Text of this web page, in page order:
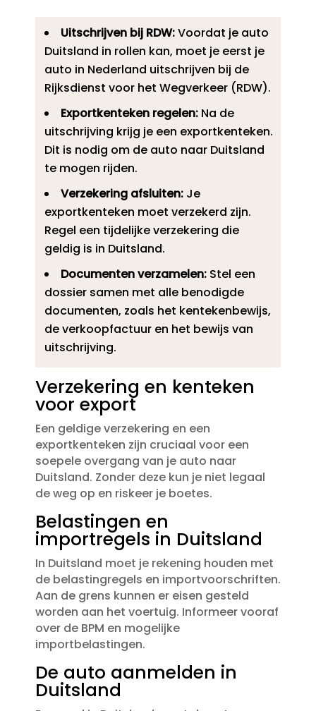
Uitschrijven bij RDW:Voordat je auto
Duitsland in rollen kan, moet je eerst je
auto in Nederland uitschrijven bij de
Rijksdienst voor het Wegverkeer (RDW).​
Exportkenteken regelen:Na de
uitschrijving krijg je een exportkenteken.​
Dit is nodig om de auto naar Duitsland
te mogen rijden.​
Verzekering afsluiten:Je
exportkenteken moet verzekerd zijn.​
Regel een tijdelijke verzekering die
geldig is in Duitsland.​
Documenten verzamelen:Stel een
dossier samen met alle benodigde
documenten, zoals het kentekenbewijs,
de verkoopfactuur en het bewijs van
uitschrijving.​
Verzekering en kenteken
voor export
Een geldige verzekering en een
exportkenteken zijn cruciaal voor een
soepele overgang van je auto naar
Duitsland.​ Zonder deze kun je niet legaal
de weg op en riskeer je boetes.​
Belastingen en
importregels in Duitsland
In Duitsland moet je rekening houden met
de belastingregels en importvoorschriften.​
Aan de grens kunnen er eisen gesteld
worden aan het voertuig.​ Informeer vooraf
over de BPM en mogelijke
importbelastingen.​
De auto aanmelden in
Duitsland